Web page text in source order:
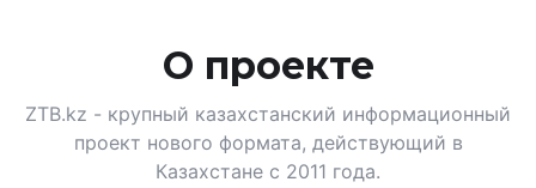
О проекте
ZTB.kz - крупный казахстанский информационный
проект нового формата, действующий в
Казахстане с 2011 года.